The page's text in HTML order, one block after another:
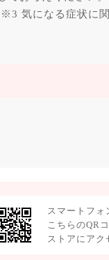
気になる症状に
スマートフォ
こちらのQR
ストアにアク